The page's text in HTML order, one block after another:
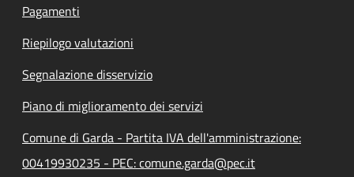
Pagamenti
Riepilogo valutazioni
Segnalazione disservizio
Piano di miglioramento dei servizi
Comune di Garda - Partita IVA dell'amministrazione:
00419930235 - PEC: comune.garda@pec.it